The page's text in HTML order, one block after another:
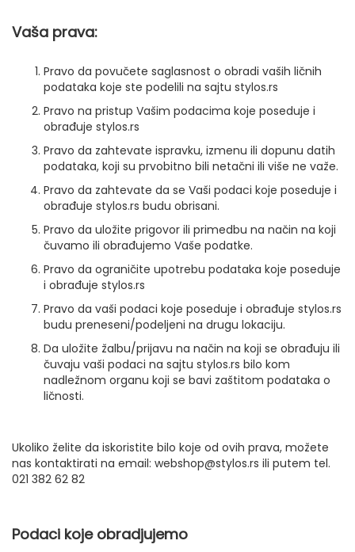
Vaša prava:
Pravo da povučete saglasnost o obradi vaših ličnih
podataka koje ste podelili na sajtu stylos.rs
Pravo na pristup Vašim podacima koje poseduje i
obrađuje stylos.rs
Pravo da zahtevate ispravku, izmenu ili dopunu datih
podataka, koji su prvobitno bili netačni ili više ne važe.
Pravo da zahtevate da se Vaši podaci koje poseduje i
obrađuje stylos.rs budu obrisani.
Pravo da uložite prigovor ili primedbu na način na koji
čuvamo ili obrađujemo Vaše podatke.
Pravo da ograničite upotrebu podataka koje poseduje
i obrađuje stylos.rs
Pravo da vaši podaci koje poseduje i obrađuje stylos.rs
budu preneseni/podeljeni na drugu lokaciju.
Da uložite žalbu/prijavu na način na koji se obrađuju ili
čuvaju vaši podaci na sajtu stylos.rs bilo kom
nadležnom organu koji se bavi zaštitom podataka o
ličnosti.
Ukoliko želite da iskoristite bilo koje od ovih prava, možete
nas kontaktirati na email: webshop@stylos.rs ili putem tel.
021 382 62 82
Podaci koje obradjujemo